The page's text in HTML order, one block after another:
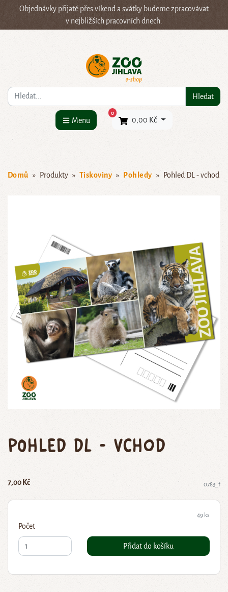
Objednávky přijaté přes víkend a svátky budeme zpracovávat
v nejbližších pracovních dnech.
Co hledáte? Hledat
Menu
0×
0,00 Kč
Domů Produkty Tiskoviny Pohledy Pohled DL - vchod
Pohled DL - vchod
7,00 Kč 0783_f
49 ks
Počet
Přidat do košíku